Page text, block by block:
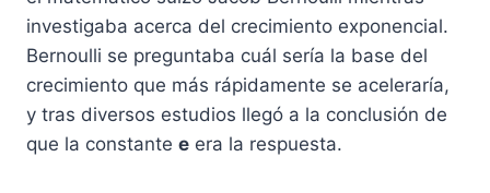
investigaba acerca del crecimiento exponencial.
Bernoulli se preguntaba cuál sería la base del
crecimiento que más rápidamente se aceleraría,
y tras diversos estudios llegó a la conclusión de
que la constante e era la respuesta.